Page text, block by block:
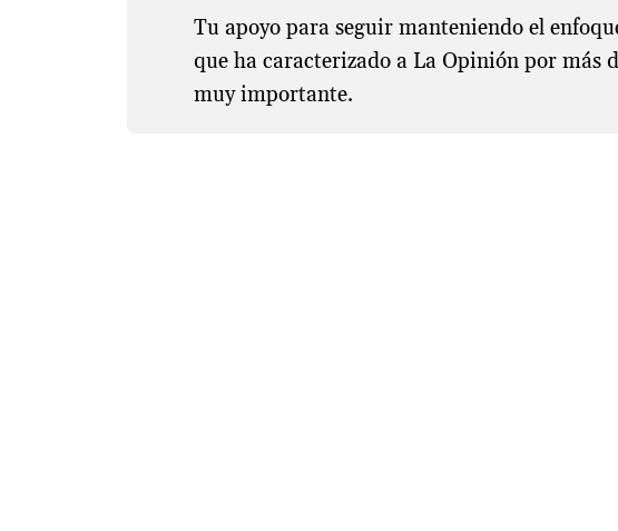
Tu apoyo para seguir manteniendo el
que ha caracterizado a La Opinión por más
muy importante.